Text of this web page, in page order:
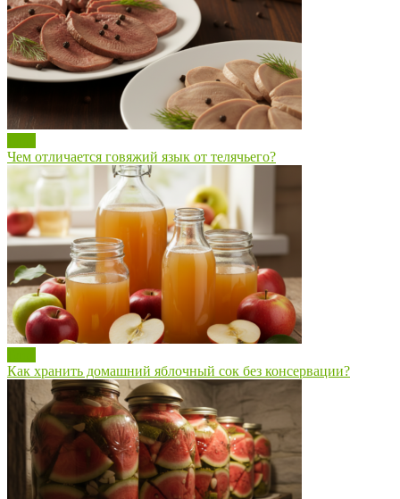
Чем отличается говяжий язык от телячьего?
Как хранить домашний яблочный сок без консервации?